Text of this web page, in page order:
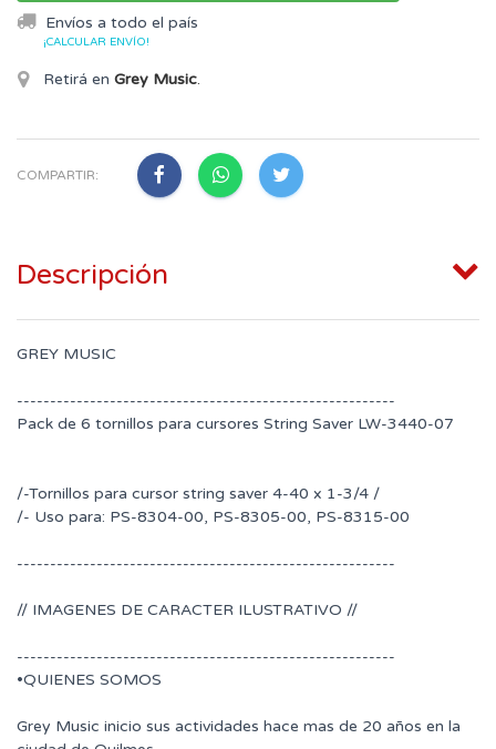
Envíos a todo el país
¡CALCULAR ENVÍO!
Retirá en Grey Music.
COMPARTIR:
Descripción
GREY MUSIC
---------------------------------------------------------
Pack de 6 tornillos para cursores String Saver LW-3440-07
/-Tornillos para cursor string saver 4-40 x 1-3/4 /
/- Uso para: PS-8304-00, PS-8305-00, PS-8315-00
---------------------------------------------------------
// IMAGENES DE CARACTER ILUSTRATIVO //
---------------------------------------------------------
•QUIENES SOMOS
Grey Music inicio sus actividades hace mas de 20 años en la